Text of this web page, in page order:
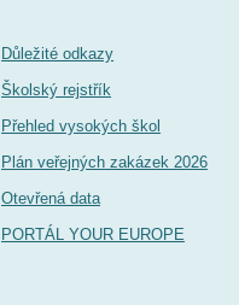
Důležité odkazy
Školský rejstřík
Přehled vysokých škol
Plán veřejných zakázek 2026
Otevřená data
PORTÁL YOUR EUROPE